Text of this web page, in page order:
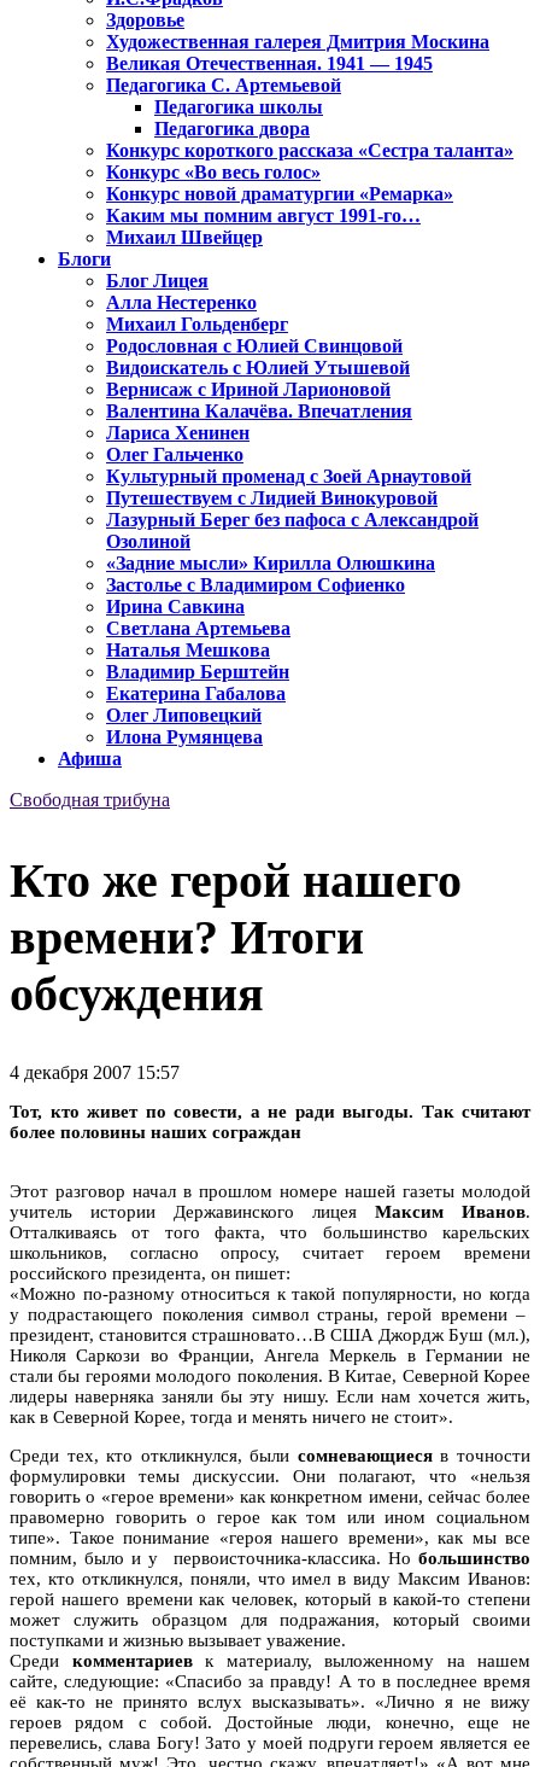
Здоровье
Художественная галерея Дмитрия Москина
Великая Отечественная. 1941 — 1945
Педагогика С. Артемьевой
Педагогика школы
Педагогика двора
Конкурс короткого рассказа «Сестра таланта»
Конкурс «Во весь голос»
Конкурс новой драматургии «Ремарка»
Каким мы помним август 1991-го…
Михаил Швейцер
Блоги
Блог Лицея
Алла Нестеренко
Михаил Гольденберг
Родословная с Юлией Свинцовой
Видоискатель с Юлией Утышевой
Вернисаж с Ириной Ларионовой
Валентина Калачёва. Впечатления
Лариса Хенинен
Олег Гальченко
Культурный променад с Зоей Арнаутовой
Путешествуем с Лидией Винокуровой
Лазурный Берег без пафоса с Александрой
Озолиной
«Задние мысли» Кирилла Олюшкина
Застолье с Владимиром Софиенко
Ирина Савкина
Светлана Артемьева
Наталья Мешкова
Владимир Берштейн
Екатерина Габалова
Олег Липовецкий
Илона Румянцева
Афиша
Свободная трибуна
Кто же герой нашего
времени? Итоги
обсуждения
4 декабря 2007 15:57
Тот, кто живет по совести, а не ради выгоды. Так считают
более половины наших сограждан
Этот разговор начал в прошлом номере нашей газеты молодой
учитель истории Державинского лицея Максим Иванов.
Отталкиваясь от того факта, что большинство карельских
школьников, согласно опросу, считает героем времени
российского президента, он пишет:
«Можно по-разному относиться к такой популярности, но когда
у подрастающего поколения символ страны, герой времени –
президент, становится страшновато…В США Джордж Буш (мл.),
Николя Саркози во Франции, Ангела Меркель в Германии не
стали бы героями молодого поколения. В Китае, Северной Корее
лидеры наверняка заняли бы эту нишу. Если нам хочется жить,
как в Северной Корее, тогда и менять ничего не стоит».
Среди тех, кто откликнулся, были сомневающиесяв точности
формулировки темы дискуссии. Они полагают, что «нельзя
говорить о «герое времени» как конкретном имени, сейчас более
правомерно говорить о герое как том или ином социальном
типе». Такое понимание «героя нашего времени», как мы все
помним, было и у первоисточника-классика. Но большинство
тех, кто откликнулся, поняли, что имел в виду Максим Иванов:
герой нашего времени как человек, который в какой-то степени
может служить образцом для подражания, который своими
поступками и жизнью вызывает уважение.
Среди комментариев к материалу, выложенному на нашем
сайте, следующие: «Спасибо за правду! А то в последнее время
её как-то не принято вслух высказывать». «Лично я не вижу
героев рядом с собой. Достойные люди, конечно, еще не
перевелись, слава Богу! Зато у моей подруги героем является ее